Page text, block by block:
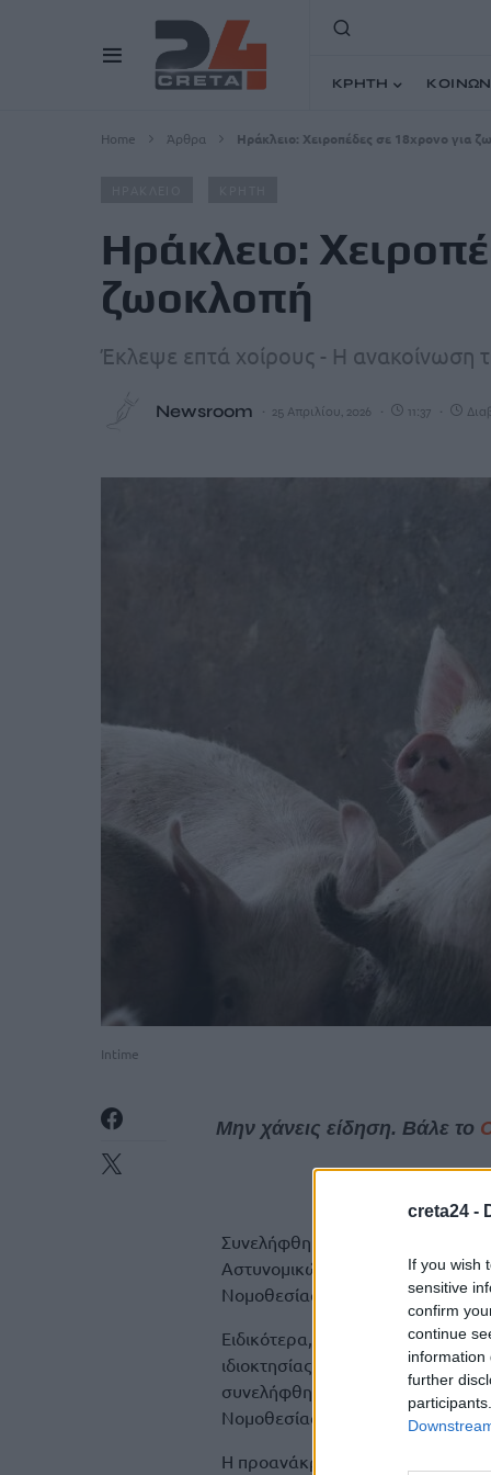
creta24 -
If you wish
sensitive
confirm
continue
information
further
ΚΡΗΤΗ
Home Άρθρα Ηράκλειο: Χειροπέδες σε 18χρονο για
Ηράκλειο:
ζωοκλοπή
Έκλεψε επτά χοίρους - Η ανακοίνωση
Newsroom 25 Απριλίου, 2026 11:37
Intime
Μην χάνεις είδηση. Βάλε το
Συνελήφθη το απόγευμα της
Αστυνομικών Επιχειρήσεων
Νομοθεσίας περί ζωοκλοπής.
Ειδικότερα, όπως
ιδιοκτησίας 63χρονου, επτά (7)
συνελήφθη ο 18χρονος και σε
Νομοθεσίας περί ζωοκλοπής.
Η προανάκριση ενεργείται από